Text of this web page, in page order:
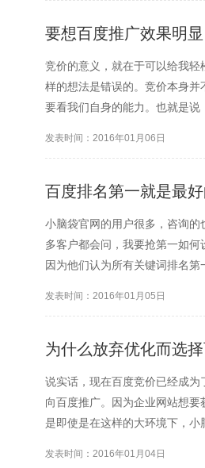
要想百度推广效果明
竞价的意义，就在于可以给我
样的想法是错误的。竞价本身并
要看我们自身的能力。也就是
发表时间：2016年01月06日
百度排名第一就是最好
小脑袋官网的用户很多，咨询
多客户都会问，我要抢第一如何
因为他们认为所有关键词排名
发表时间：2016年01月05日
为什么放弃优化而选
说实话，现在百度竞价已经成
向百度推广。因为企业网站想
是即使是在这样的大环境下，
发表时间：2016年01月04日